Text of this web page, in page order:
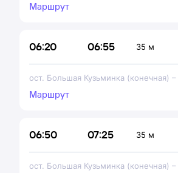
Маршрут
06:20 06:55 35 м
ост. Большая Кузьминка (конечная) –
Маршрут
06:50 07:25 35 м
ост. Большая Кузьминка (конечная) –